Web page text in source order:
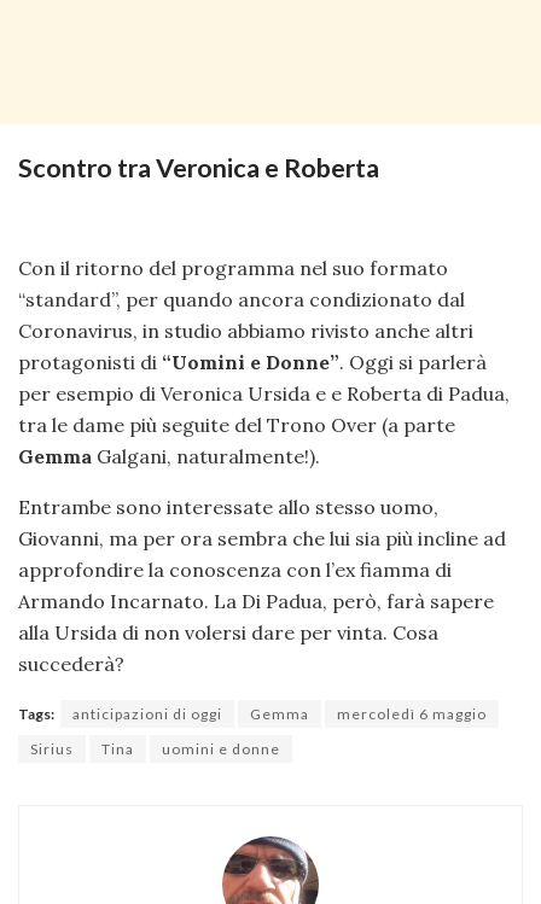
Scontro tra Veronica e Roberta
Con il ritorno del programma nel suo formato
“standard”, per quando ancora condizionato dal
Coronavirus, in studio abbiamo rivisto anche altri
protagonisti di “Uomini e Donne”. Oggi si parlerà
per esempio di Veronica Ursida e e Roberta di Padua,
tra le dame più seguite del Trono Over (a parte
Gemma Galgani, naturalmente!).
Entrambe sono interessate allo stesso uomo,
Giovanni, ma per ora sembra che lui sia più incline ad
approfondire la conoscenza con l’ex fiamma di
Armando Incarnato. La Di Padua, però, farà sapere
alla Ursida di non volersi dare per vinta. Cosa
succederà?
Tags: anticipazioni di oggi Gemma
mercoledì 6 maggio
Sirius
Tina uomini e donne